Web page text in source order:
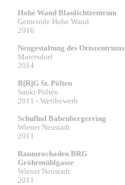
Hohe Wand Blaulichtzentrum
Gemeinde Hohe Wand
2016
Neugestaltung des Ortszentrums
Maiersdorf
2014
B[R]G St. Pölten
Sankt Pölten
2011 - Wettbewerb
Schulhof Babenbergerring
Wiener Neustadt
2011
Raumrochaden BRG
Gröhrmühlgasse
Wiener Neustadt
2011